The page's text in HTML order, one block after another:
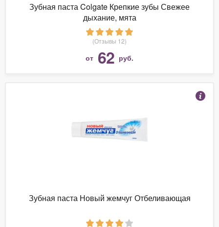
Зубная паста Colgate Крепкие зубы Свежее
дыхание, мята
(Отзывы 12)
от 62 руб.
Зубная паста Новый жемчуг Отбеливающая